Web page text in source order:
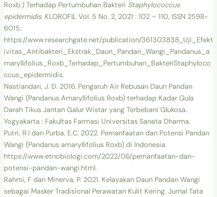
Roxb.) Terhadap Pertumbuhan Bakteri Staphylococcus
epidermidis. KLOROFIL Vol. 5 No. 2, 2021 : 102 – 110, ISSN 2598-
6015.
https://www.researchgate.net/publication/361303838_Uji_Efekt
ivitas_Antibakteri_Ekstrak_Daun_Pandan_Wangi_Pandanus_a
maryllifolius_Roxb_Terhadap_Pertumbuhan_BakteriStaphyloco
ccus_epidermidis.
Nastiandari, J. D. 2016. Pengaruh Air Rebusan Daun Pandan
Wangi (Pandanus Amaryllifolius Roxb) terhadap Kadar Gula
Darah Tikus Jantan Galur Wistar yang Terbebani Glukosa.
Yogyakarta : Fakultas Farmasi Universitas Sanata Dharma.
Putri, R.I dan Purba, E.C. 2022. Pemanfaatan dan Potensi Pandan
Wangi (Pandanus amaryllifolius Roxb) di Indonesia.
https://www.etnobiologi.com/2022/06/pemanfaatan-dan-
potensi-pandan-wangi.html.
Rahmi, F dan Minerva, P. 2021. Kelayakan Daun Pandan Wangi
sebagai Masker Tradisional Perawatan Kulit Kering. Jurnal Tata